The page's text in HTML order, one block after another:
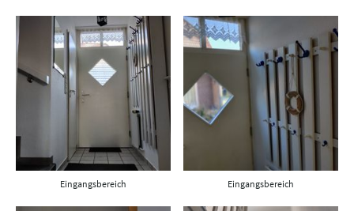
Eingangsbereich Eingangsbereich